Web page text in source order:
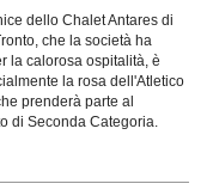
dello Chalet Antares di
che la società ha
la calorosa ospitalità, è
la rosa dell'Atletico
prenderà parte al
di Seconda Categoria.